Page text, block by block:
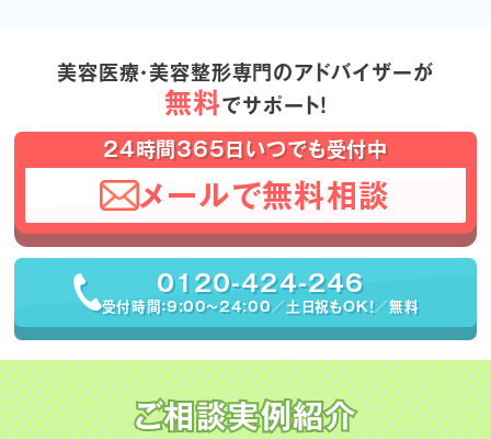
美容医療・美容整形専門のアドバイザーが
無料でサポート！
24時間365日いつでも受付中
メールで無料相談
0120-424-246
受付時間：9:00〜24:00／土日祝もOK！／無料
ご相談実例紹介